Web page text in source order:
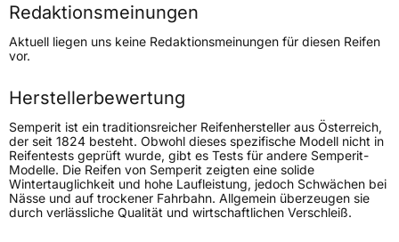
Höchstgeschwindigkeit
170 km/h
Lastindex112/110
Höchstlast1120/1060 kg
Gewicht (in kg) 14,09 kg
Generelle Merkmale
FahrzeugtypTransporter
Redaktionsmeinungen
Aktuell liegen uns keine Redaktionsmeinungen für diesen Reifen
vor.
Herstellerbewertung
Semperit ist ein traditionsreicher Reifenhersteller aus Österreich,
der seit 1824 besteht. Obwohl dieses spezifische Modell nicht in
Reifentests geprüft wurde, gibt es Tests für andere Semperit-
Modelle. Die Reifen von Semperit zeigten eine solide
Wintertauglichkeit und hohe Laufleistung, jedoch Schwächen bei
Nässe und auf trockener Fahrbahn. Allgemein überzeugen sie
durch verlässliche Qualität und wirtschaftlichen Verschleiß.